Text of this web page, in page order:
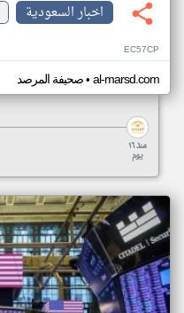
اخبار السعودية
EC57CP
صحيفة المرصد• al-marsd.com
منذ ١٦
يوم